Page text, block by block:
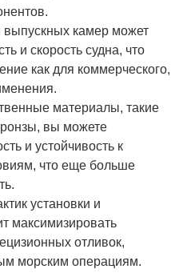
выпускных камер может
и скорость судна, что
как для коммерческого,
материалы, такие
вы можете
и устойчивость к
что еще больше
установки и
максимизировать
отливок,
морским операциям.